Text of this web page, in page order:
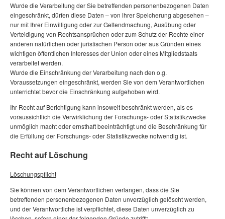
Wurde die Verarbeitung der Sie betreffenden personenbezogenen Daten
eingeschränkt, dürfen diese Daten – von ihrer Speicherung abgesehen –
nur mit Ihrer Einwilligung oder zur Geltendmachung, Ausübung oder
Verteidigung von Rechtsansprüchen oder zum Schutz der Rechte einer
anderen natürlichen oder juristischen Person oder aus Gründen eines
wichtigen öffentlichen Interesses der Union oder eines Mitgliedstaats
verarbeitet werden.
Wurde die Einschränkung der Verarbeitung nach den o.g.
Voraussetzungen eingeschränkt, werden Sie von dem Verantwortlichen
unterrichtet bevor die Einschränkung aufgehoben wird.
Ihr Recht auf Berichtigung kann insoweit beschränkt werden, als es
voraussichtlich die Verwirklichung der Forschungs- oder Statistikzwecke
unmöglich macht oder ernsthaft beeinträchtigt und die Beschränkung für
die Erfüllung der Forschungs- oder Statistikzwecke notwendig ist.
Recht auf Löschung
Löschungspflicht
Sie können von dem Verantwortlichen verlangen, dass die Sie
betreffenden personenbezogenen Daten unverzüglich gelöscht werden,
und der Verantwortliche ist verpflichtet, diese Daten unverzüglich zu